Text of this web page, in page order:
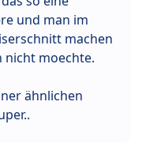
und man im
machen
nicht moechte.
ähnlichen